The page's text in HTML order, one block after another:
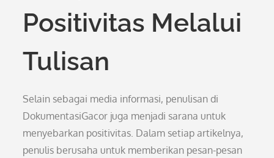
Positivitas Melalui
Tulisan
Selain sebagai media informasi, penulisan di
DokumentasiGacor juga menjadi sarana untuk
menyebarkan positivitas. Dalam setiap artikelnya,
penulis berusaha untuk memberikan pesan-pesan